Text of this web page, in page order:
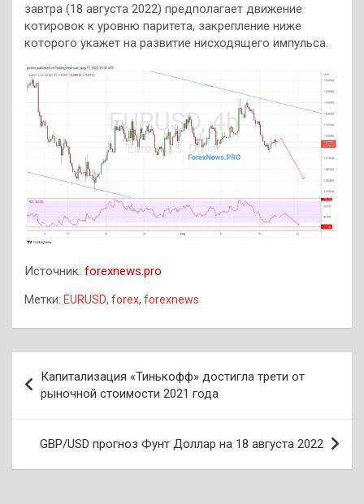
завтра (18 августа 2022) предполагает движение
котировок к уровню паритета, закрепление ниже
которого укажет на развитие нисходящего импульса.
Источник: forexnews.pro
Метки: EURUSD, forex, forexnews
по
записям
Капитализация «Тинькофф» достигла трети от
рыночной стоимости 2021 года
GBP/USD прогноз Фунт Доллар на 18 августа 2022